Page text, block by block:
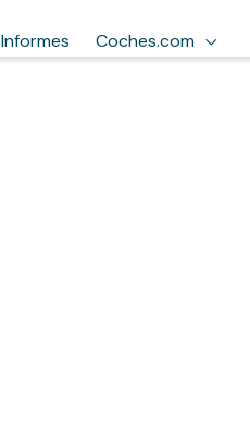
Informes Coches.com